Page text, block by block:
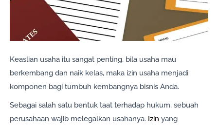
Keaslian usaha itu sangat penting, bila usaha mau
berkembang dan naik kelas, maka izin usaha menjadi
komponen bagi tumbuh kembangnya bisnis Anda.
Sebagai salah satu bentuk taat terhadap hukum, sebuah
perusahaan wajib melegalkan usahanya. Izin yang